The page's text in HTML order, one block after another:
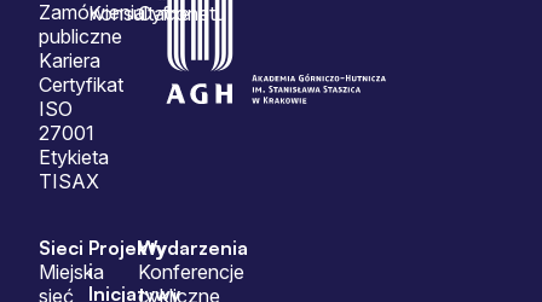
Zamówienia
publiczne
Kariera
Certyfikat
ISO
27001
Etykieta
TISAX
Konsultacje
Cyfronetu
Sieci
Miejska
sieć
Projekty
i
Inicjatywy
Wydarzenia
Konferencje
cykliczne